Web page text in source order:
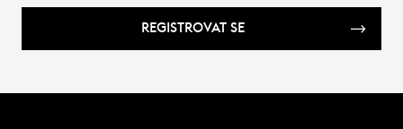
REGISTROVAT SE